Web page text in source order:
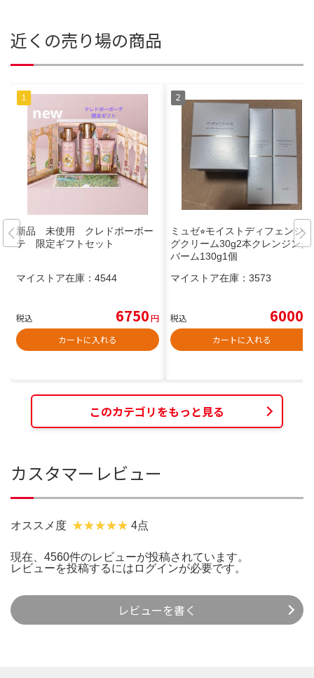
近くの売り場の商品
新品 未使用 クレドポーボー
テ 限定ギフトセット
マイストア在庫： 4544
税込 6750円
カートに入れる
ミュゼ⭐︎モイストディフェンシン
グクリーム30g2本クレンジング
バーム130g1個
マイストア在庫： 3573
税込 6000
カートに入れる
このカテゴリをもっと見る
カスタマーレビュー
オススメ度 4点
現在、4560件のレビューが投稿されています。
レビューを投稿するには ログインが必要です。
レビューを書く